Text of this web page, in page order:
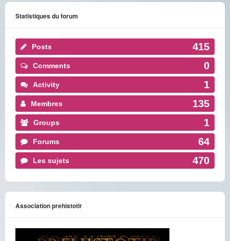
Statistiques du forum
Posts 415
Comments 0
Activity 1
Membres 135
Groups 1
Forums 64
Les sujets 470
Association prehistotir